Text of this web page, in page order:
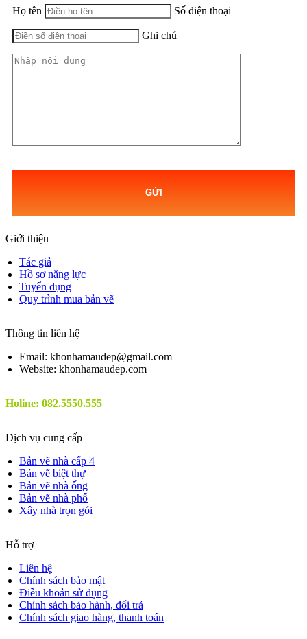
Họ tên Số điện thoại
Ghi chú
GỬI
Giới thiệu
Tác giả
Hồ sơ năng lực
Tuyển dụng
Quy trình mua bản vẽ
Thông tin liên hệ
Email: khonhamaudep@gmail.com
Website: khonhamaudep.com
Holine: 082.5550.555
Dịch vụ cung cấp
Bản vẽ nhà cấp 4
Bản vẽ biệt thự
Bản vẽ nhà ống
Bản vẽ nhà phố
Xây nhà trọn gói
Hỗ trợ
Liên hệ
Chính sách bảo mật
Điều khoản sử dụng
Chính sách bảo hành, đổi trả
Chính sách giao hàng, thanh toán